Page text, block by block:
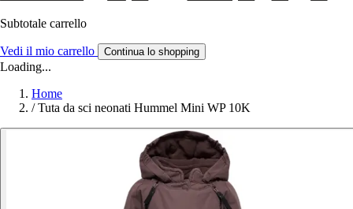
Subtotale carrello
Vedi il mio carrello Continua lo shopping
Loading...
Home
/ Tuta da sci neonati Hummel Mini WP 10K